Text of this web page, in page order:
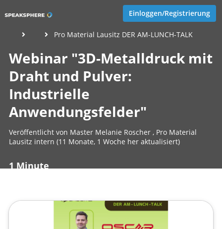
Einloggen/Registrierung
Pro Material Lausitz DER AM-LUNCH-TALK
1 Minute
Webinar "3D-Metalldruck mit
Draht und Pulver:
Industrielle
Anwendungsfelder"
Veröffentlicht von Master Melanie Roscher, Pro Material
Lausitz intern (11 Monate, 1 Woche her aktualisiert)